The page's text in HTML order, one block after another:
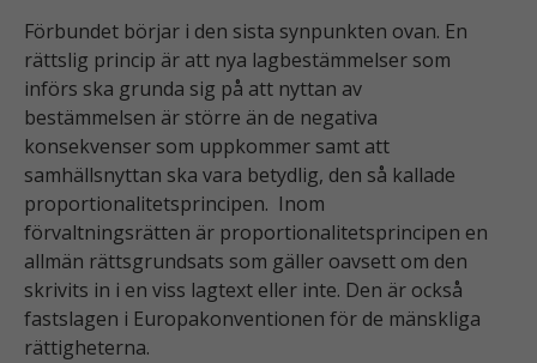
Förbundet börjar i den sista synpunkten ovan. En
rättslig princip är att nya lagbestämmelser som
införs ska grunda sig på att nyttan av
bestämmelsen är större än de negativa
konsekvenser som uppkommer samt att
samhällsnyttan ska vara betydlig, den så kallade
proportionalitetsprincipen. Inom
förvaltningsrätten är proportionalitetsprincipen en
allmän rättsgrundsats som gäller oavsett om den
skrivits in i en viss lagtext eller inte. Den är också
fastslagen i Europakonventionen för de mänskliga
rättigheterna.